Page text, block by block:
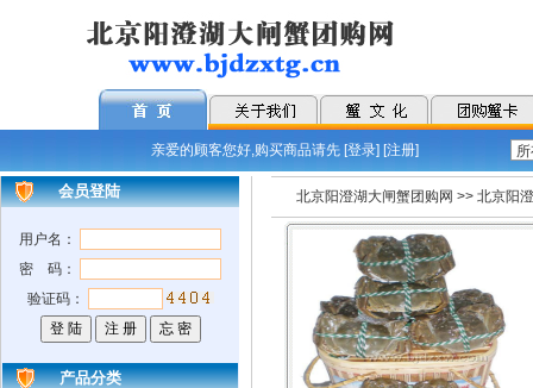
亲爱的顾客您好,购买商品请先 [登录] [注册]
会员登陆
用户名：
密 码：
验证码：
产品分类
北京阳澄湖大闸蟹团购网 >> 北京阳